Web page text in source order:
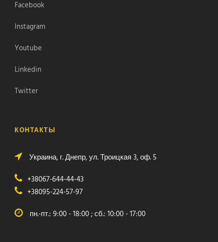
Facebook
Instagram
Youtube
Linkedin
Twitter
КОНТАКТЫ
Украина, г. Днепр, ул. Троицкая 3, оф. 5
+38067-644-44-43
+38095-224-57-97
пн.-пт.: 9:00 - 18:00 ; сб.: 10:00 - 17:00